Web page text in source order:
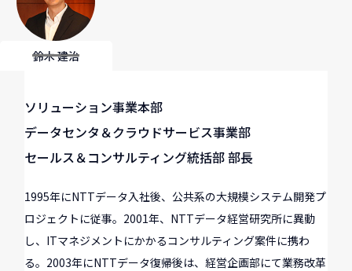
鈴木 建治
ソリューション事業本部
データセンタ＆クラウドサービス事業部
セールス＆コンサルティング統括部 部長
1995年にNTTデータ入社後、公共系の大規模システム開発プ
ロジェクトに従事。2001年、NTTデータ経営研究所に異動
し、ITマネジメントにかかるコンサルティング案件に携わ
る。2003年にNTTデータ復帰後は、経営企画部にて業務改革